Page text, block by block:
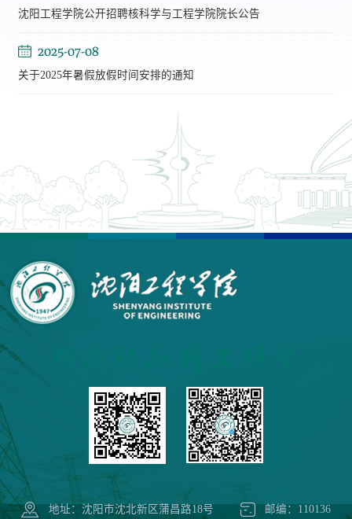
沈阳工程学院公开招聘核科学与工程学院院长公告
2025-07-08
关于2025年暑假放假时间安排的通知
地址：沈阳市沈北新区蒲昌路18号 邮编：110136